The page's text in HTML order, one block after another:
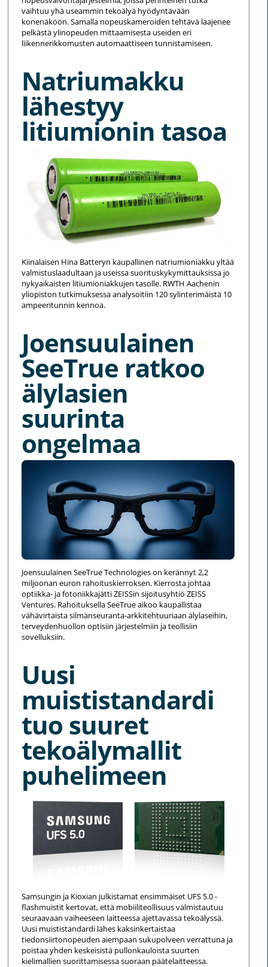
vaihtuu yhä useammin tekoälyä hyödyntävään
konenäköön. Samalla nopeuskameroiden tehtävä laajenee
pelkästä ylinopeuden mittaamisesta useiden eri
liikennerikkomusten automaattiseen tunnistamiseen.
Natriumakku
lähestyy
litiumionin tasoa
Kiinalaisen Hina Batteryn kaupallinen natriumioniakku yltää
valmistuslaadultaan ja useissa suorituskykymittauksissa jo
nykyaikaisten litiumioniakkujen tasolle. RWTH Aachenin
yliopiston tutkimuksessa analysoitiin 120 sylinterimäistä 10
ampeeritunnin kennoa.
Joensuulainen
SeeTrue ratkoo
älylasien
suurinta
ongelmaa
Joensuulainen SeeTrue Technologies on kerännyt 2,2
miljoonan euron rahoituskierroksen. Kierrosta johtaa
optiikka- ja fotoniikkajätti ZEISSin sijoitusyhtiö ZEISS
Ventures. Rahoituksella SeeTrue aikoo kaupallistaa
vähävirtaista silmänseuranta-arkkitehtuuriaan älylaseihin,
terveydenhuollon optisiin järjestelmiin ja teollisiin
sovelluksiin.
Uusi
muististandardi
tuo suuret
tekoälymallit
puhelimeen
Samsungin ja Kioxian julkistamat ensimmäiset UFS 5.0 -
flashmuistit kertovat, että mobiiliteollisuus valmistautuu
seuraavaan vaiheeseen laitteessa ajettavassa tekoälyssä.
Uusi muististandardi lähes kaksinkertaistaa
tiedonsiirtonopeuden aiempaan sukupolveen verrattuna ja
poistaa yhden keskeisistä pullonkauloista suurten
kielimallien suorittamisessa suoraan päätelaitteessa.